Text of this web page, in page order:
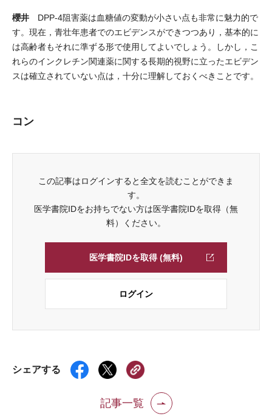
櫻井
DPP-4阻害薬は血糖値の変動が小さい点も非常に魅力的で
す。現在，青壮年患者でのエビデンスができつつあり，基本的に
は高齢者もそれに準ずる形で使用してよいでしょう。しかし，こ
れらのインクレチン関連薬に関する長期的視野に立ったエビデン
スは確立されていない点は，十分に理解しておくべきことです。
コン
この記事はログインすると全文を読むことができま
す。
医学書院IDをお持ちでない方は医学書院IDを取得（無
料）ください。
医学書院IDを取得 (無料)
ログイン
シェアする
記事一覧